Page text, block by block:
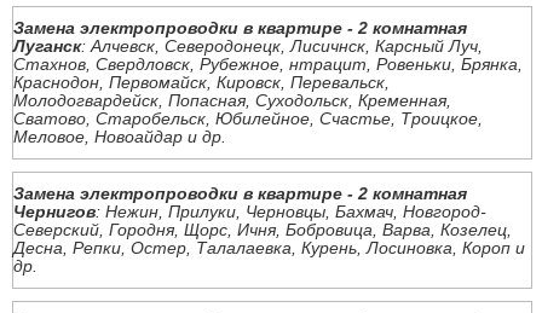
Замена электропроводки в квартире - 2 комнатная
Луганск: Алчевск, Северодонецк, Лисичнск, Карсный Луч,
Стахнов, Свердловск, Рубежное, нтрацит, Ровеньки, Брянка,
Краснодон, Первомайск, Кировск, Перевальск,
Молодогвардейск, Попасная, Суходольск, Кременная,
Сватово, Старобельск, Юбилейное, Счастье, Троицкое,
Меловое, Новоайдар и др.
Замена электропроводки в квартире - 2 комнатная
Чернигов: Нежин, Прилуки, Черновцы, Бахмач, Новгород-
Северский, Городня, Щорс, Ичня, Бобровица, Варва, Козелец,
Десна, Репки, Остер, Талалаевка, Курень, Лосиновка, Короп и
др.